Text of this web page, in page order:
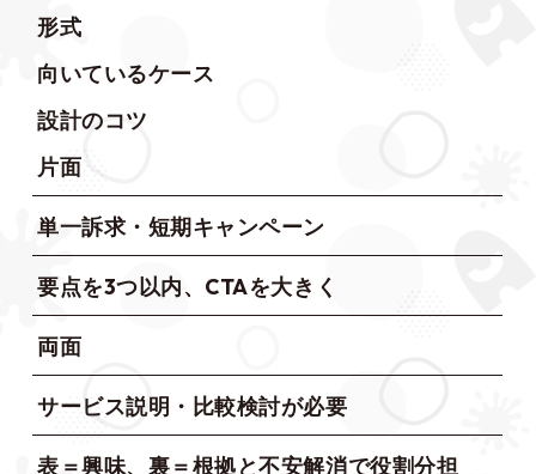
形式
向いているケース
設計のコツ
片面
単一訴求・短期キャンペーン
要点を3つ以内、CTAを大きく
両面
サービス説明・比較検討が必要
表＝興味、裏＝根拠と不安解消で役割分担